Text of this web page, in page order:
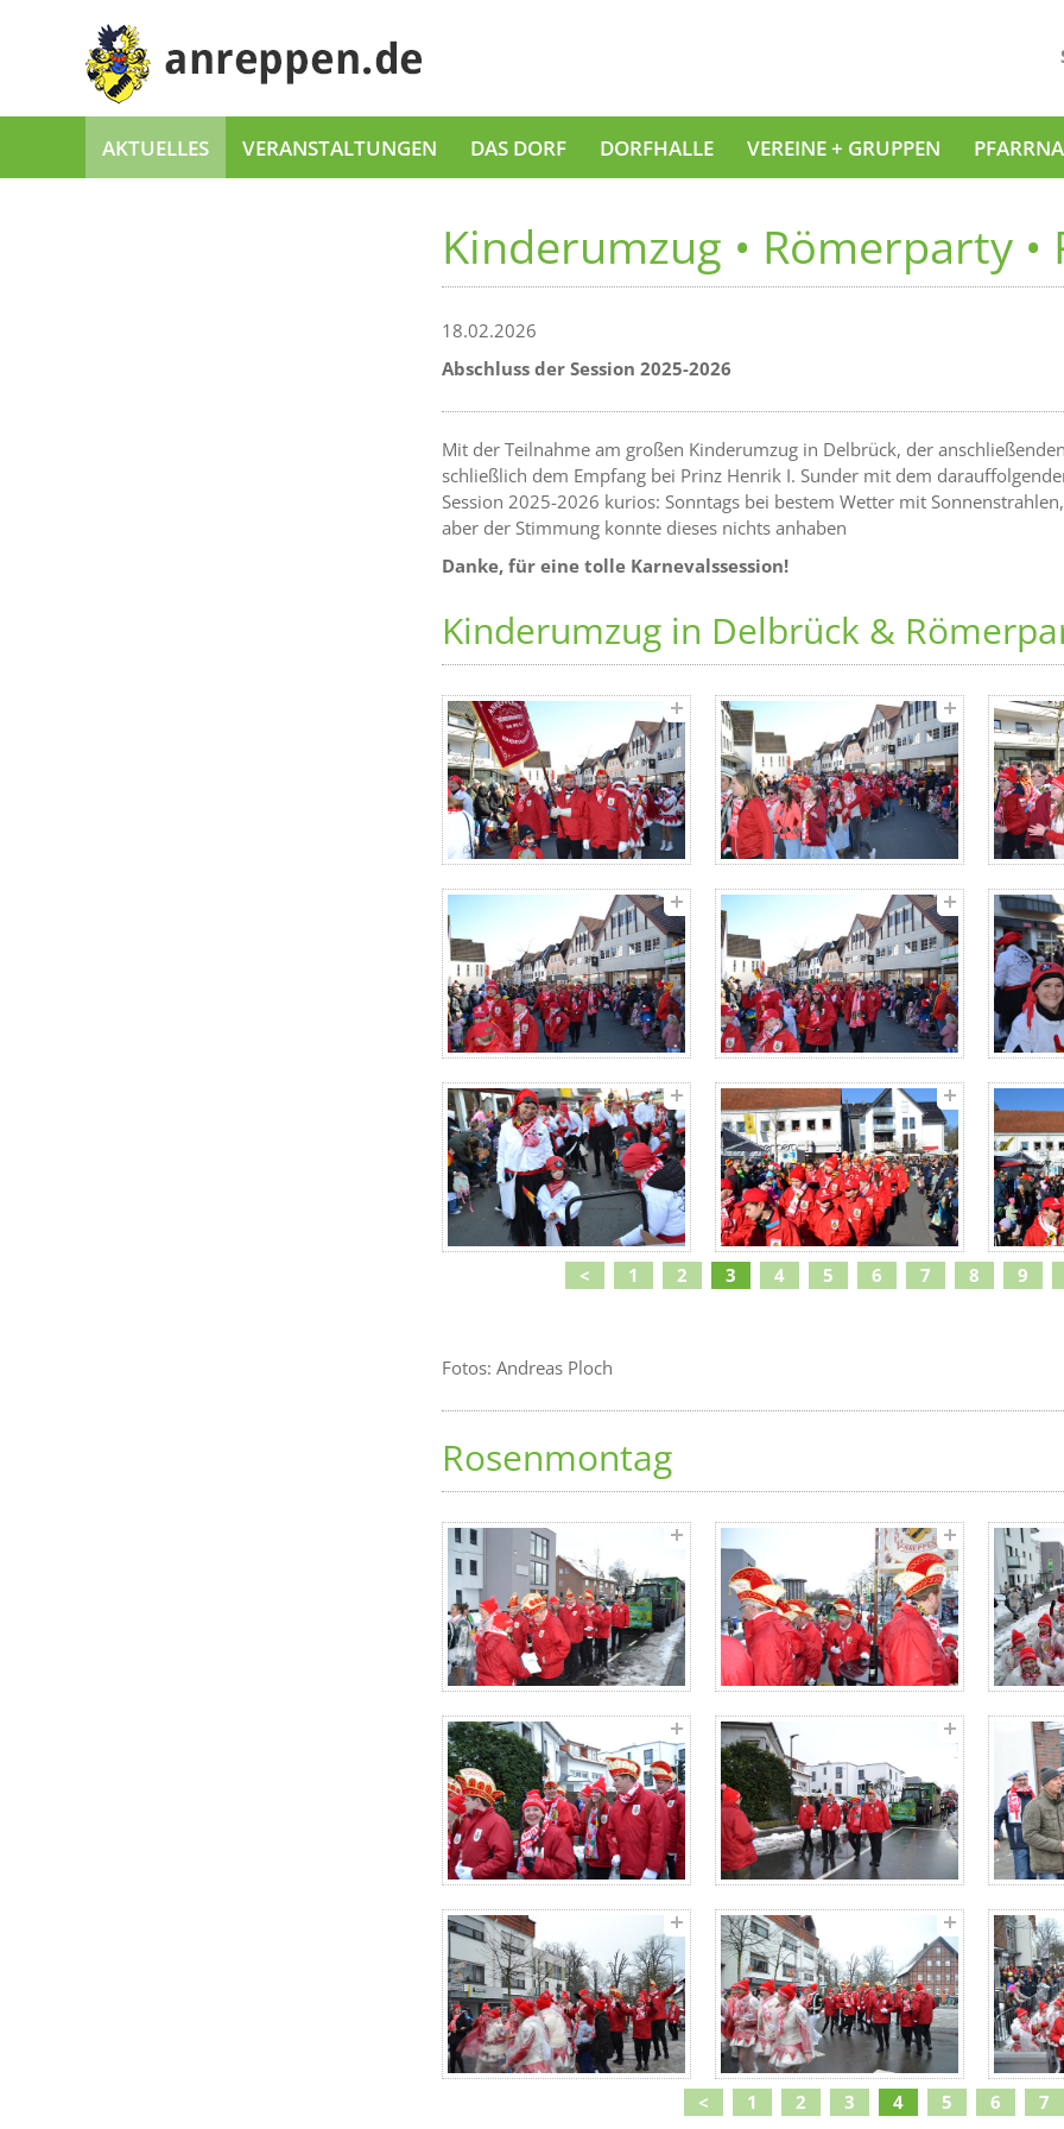
AKTUELLES VERANSTALTUNGEN DAS DORF DORFHALLE VEREINE + GRUPPEN
Kinderumzug • Römerparty •
18.02.2026
Abschluss der Session 2025-2026
Mit der Teilnahme am großen Kinderumzug in Delbrück, der
schließlich dem Empfang bei Prinz Henrik I. Sunder mit dem
Session 2025-2026 kurios: Sonntags bei bestem Wetter mit
aber der Stimmung konnte dieses nichts anhaben
Danke, für eine tolle Karnevalssession!
Kinderumzug in Delbrück &
< 1 2 3 4 5 6 7 8 9
Fotos: Andreas Ploch
Rosenmontag
< 1 2 3 4 5 6 7